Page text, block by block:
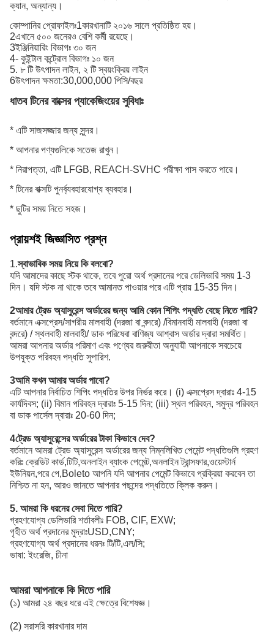
ক্যান, অন্যান্য।
কোম্পানির প্রোফাইলঃ1কারখানাটি ২০১৬ সালে প্রতিষ্ঠিত হয়।
2এখানে ৫০০ জনেরও বেশি কর্মী রয়েছে।
3ইঞ্জিনিয়ারিং বিভাগঃ ৩০ জন
4- কুইন্টাল কন্ট্রোল বিভাগঃ ১০ জন
5. ৮ টি উৎপাদন লাইন, ২ টি স্বয়ংক্রিয় লাইন
6উৎপাদন ক্ষমতা:30,000,000 পিসি/বছর
ধাতব টিনের বাক্সের প্যাকেজিংয়ের সুবিধাঃ
* এটি সাজসজ্জার জন্য সুন্দর।
* আপনার পণ্যগুলিকে সতেজ রাখুন।
* নিরাপত্তা, এটি LFGB, REACH-SVHC পরীক্ষা পাস করতে পারে।
* টিনের বাক্সটি পুনর্ব্যবহারযোগ্য ব্যবহার।
* ছুটির সময় নিতে সহজ।
প্রায়শই জিজ্ঞাসিত প্রশ্ন
1.স্বাভাবিক সময় নিয়ে কি বলবো?
যদি আমাদের কাছে স্টক থাকে, তবে পুরো অর্থ প্রদানের পরে ডেলিভারি সময় 1-3
দিন। যদি স্টক না থাকে তবে আমানত পাওয়ার পরে এটি প্রায় 15-35 দিন।
2আমার ট্রেড অ্যাসুরেন্স অর্ডারের জন্য আমি কোন শিপিং পদ্ধতি বেছে নিতে পারি?
বর্তমানে এক্সপ্রেস/সাগরীয় মালবাহী (দরজা বা বন্দরে) /বিমানবাহী মালবাহী (দরজা বা
বন্দরে) / স্থলবাহী মালবাহী/ ডাক পরিষেবা বাণিজ্য আশ্বাস অর্ডার দ্বারা সমর্থিত।
আমরা আপনার অর্ডার পরিমাণ এবং পণ্যের জরুরীতা অনুযায়ী আপনাকে সবচেয়ে
উপযুক্ত পরিবহন পদ্ধতি সুপারিশ.
3আমি কখন আমার অর্ডার পাবো?
এটি আপনার নির্বাচিত শিপিং পদ্ধতির উপর নির্ভর করে। (i) এক্সপ্রেস দ্বারাঃ 4-15
কার্যদিবস; (ii) বিমান পরিবহন দ্বারাঃ 5-15 দিন; (iii) স্থল পরিবহন, সমুদ্র পরিবহন
বা ডাক পার্সেল দ্বারাঃ 20-60 দিন;
4ট্রেড অ্যাসুরেন্সের অর্ডারের টাকা কিভাবে দেব?
বর্তমানে আমরা ট্রেড অ্যাসুরেন্স অর্ডারের জন্য নিম্নলিখিত পেমেন্ট পদ্ধতিগুলি গ্রহণ
করিঃ ক্রেডিট কার্ড,টিটি,অনলাইন ব্যাংক পেমেন্ট,অনলাইন ট্রান্সফার,ওয়েস্টার্ন
ইউনিয়ন,পরে পে,Boleto আপনি যদি আপনার পেমেন্ট কিভাবে প্রক্রিয়া করবেন তা
নিশ্চিত না হন, আরও জানতে আপনার পছন্দের পদ্ধতিতে ক্লিক করুন।
5. আমরা কি ধরনের সেবা দিতে পারি?
গ্রহণযোগ্য ডেলিভারি শর্তাবলীঃ FOB, CIF, EXW;
গৃহীত অর্থ প্রদানের মুদ্রাঃUSD,CNY;
গ্রহণযোগ্য অর্থ প্রদানের ধরনঃ টি/টি,এল/সি;
ভাষা: ইংরেজি, চীনা
আমরা আপনাকে কি দিতে পারি
(১) আমরা ২৪ বছর ধরে এই ক্ষেত্রে বিশেষজ্ঞ।
(2) সরাসরি কারখানার দাম